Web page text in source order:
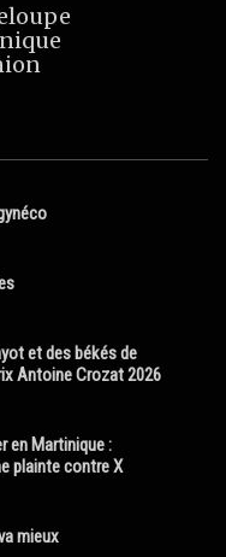
et des békés de
Antoine Crozat 2026
en Martinique :
plainte contre X
mieux